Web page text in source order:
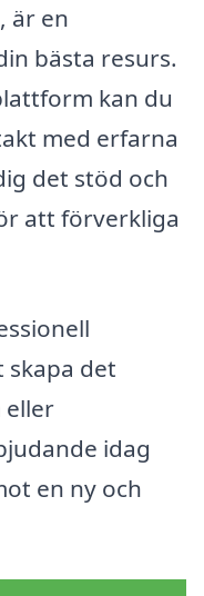
är en
bästa resurs.
kan du
med erfarna
det stöd och
att förverkliga
skapa det
eller
idag
en ny och